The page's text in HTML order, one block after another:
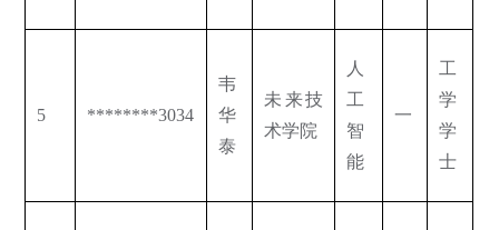
5 ********3034
韦
华
泰
未来技
术学院
人
工
智
能
一
工
学
学
士